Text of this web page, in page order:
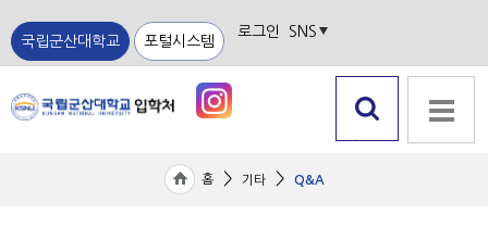
국립군산대학교 포털시스템
로그인 SNS
홈 > 기타 > Q&A